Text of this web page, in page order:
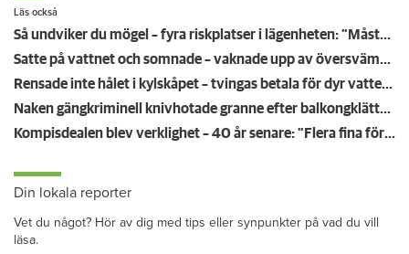
Läs också
Så undviker du mögel – fyra riskplatser i lägenheten: ”Måste städa bort”
Satte på vattnet och somnade – vaknade upp av översvämning hos grannen
Rensade inte hålet i kylskåpet – tvingas betala för dyr vattenskada
Naken gängkriminell knivhotade granne efter balkongklättring
Kompisdealen blev verklighet – 40 år senare: "Flera fina fördelar med att dela bostad"
Din lokala reporter
Vet du något? Hör av dig med tips eller synpunkter på vad du vill
läsa.